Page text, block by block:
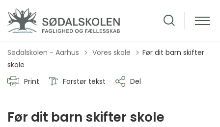
Sødalskolen - Aarhus Tilbage til
Vores skole
Før dit barn skifter
skole
Print
Forstør tekst Del
Før dit barn skifter skole